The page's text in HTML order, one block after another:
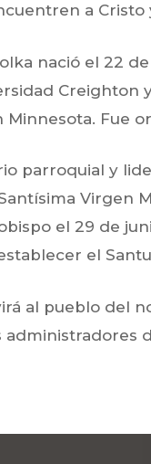
a
nació el 22
Creighton
Minnesota. Fue
parroquial y
Virgen
el 29 de
el
al pueblo del